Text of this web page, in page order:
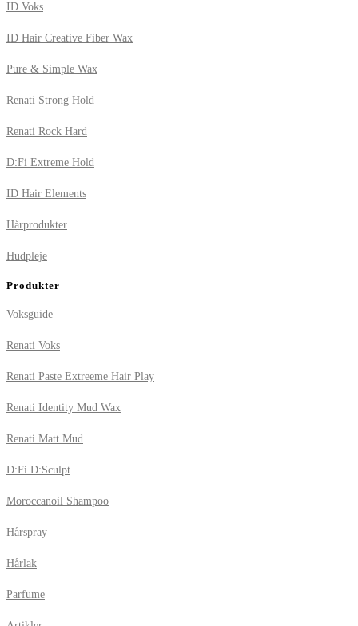
ID Voks
ID Hair Creative Fiber Wax
Pure & Simple Wax
Renati Strong Hold
Renati Rock Hard
D:Fi Extreme Hold
ID Hair Elements
Hårprodukter
Hudpleje
Produkter
Voksguide
Renati Voks
Renati Paste Extreeme Hair Play
Renati Identity Mud Wax
Renati Matt Mud
D:Fi D:Sculpt
Moroccanoil Shampoo
Hårspray
Hårlak
Parfume